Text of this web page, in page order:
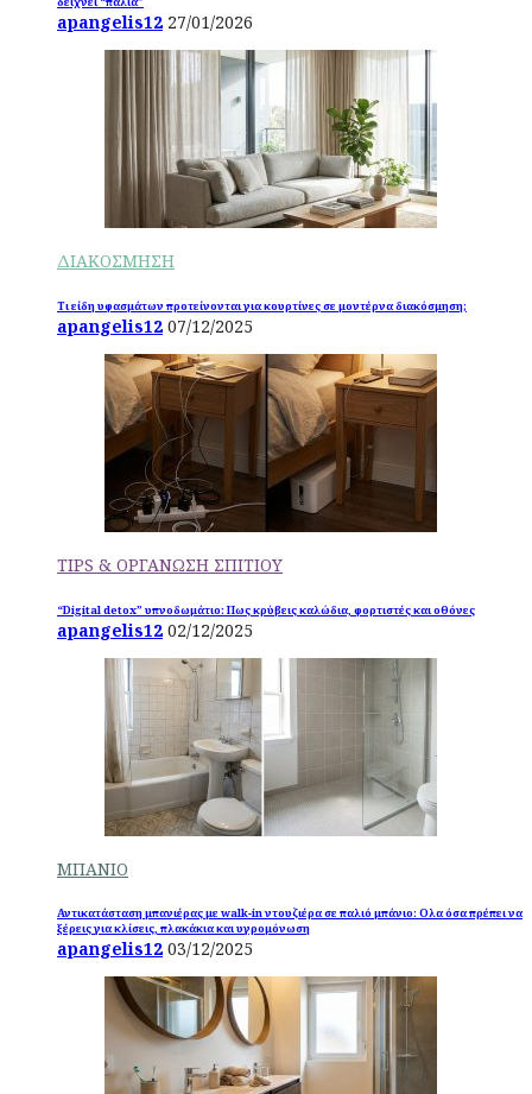
apangelis12 27/01/2026
ΔΙΑΚΟΣΜΗΣΗ
Τι είδη υφασμάτων προτείνονται για κουρτίνες σε μοντέρνα διακόσμηση;
apangelis12 07/12/2025
TIPS & ΟΡΓΑΝΩΣΗ ΣΠΙΤΙΟΥ
“Digital detox” υπνοδωμάτιο: Πως κρύβεις καλώδια, φορτιστές και οθόνες
apangelis12 02/12/2025
ΜΠΑΝΙΟ
Αντικατάσταση μπανιέρας με walk-in ντουζιέρα σε παλιό μπάνιο: Ολα όσα πρέπει να
ξέρεις για κλίσεις, πλακάκια και υγρομόνωση
apangelis12 03/12/2025